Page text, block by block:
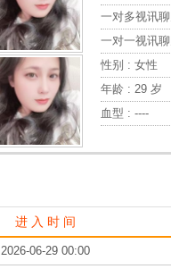
一对多视讯
一对一视讯
性别 : 女性
年龄 : 29 岁
血型 : ----
进 入 时 间
2026-06-29 00:00